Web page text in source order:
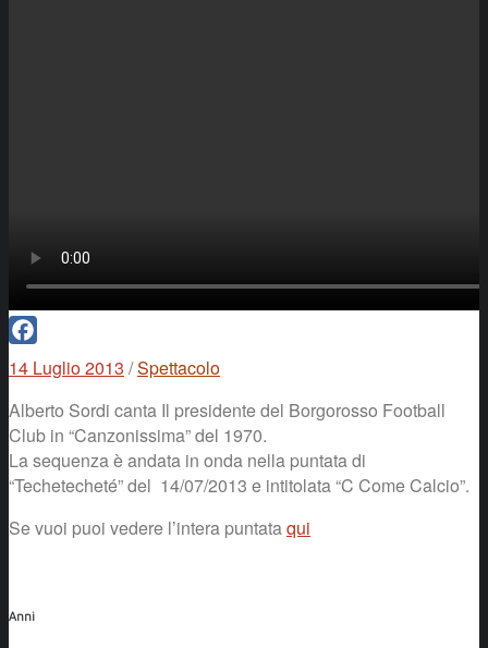
Facebook
14 Luglio 2013 /Spettacolo
Alberto Sordi canta Il presidente del Borgorosso Football
Club in “Canzonissima” del 1970.
La sequenza è andata in onda nella puntata di
“Techetecheté” del 14/07/2013 e intitolata “C Come Calcio”.
Se vuoi puoi vedere l’intera puntataqui
Anni